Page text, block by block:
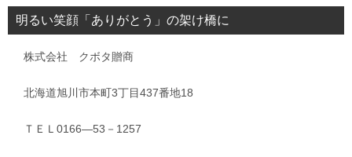
明るい笑顔「ありがとう」の架け橋に
株式会社 クボタ贈商
北海道旭川市本町3丁目437番地18
ＴＥＬ0166―53－1257